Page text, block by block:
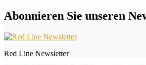
Abonnieren Sie unseren
Red Line Newsletter